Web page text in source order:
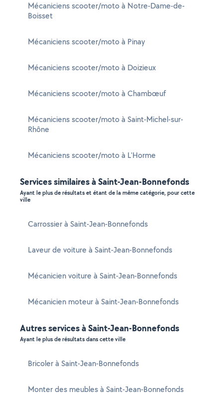
Mécaniciens scooter/moto à Notre-Dame-de-
Boisset
Mécaniciens scooter/moto à Pinay
Mécaniciens scooter/moto à Doizieux
Mécaniciens scooter/moto à Chambœuf
Mécaniciens scooter/moto à Saint-Michel-sur-
Rhône
Mécaniciens scooter/moto à L'Horme
Services similaires à Saint-Jean-Bonnefonds
Ayant le plus de résultats et étant de la même catégorie, pour cette
ville
Carrossier à Saint-Jean-Bonnefonds
Laveur de voiture à Saint-Jean-Bonnefonds
Mécanicien voiture à Saint-Jean-Bonnefonds
Mécanicien moteur à Saint-Jean-Bonnefonds
Autres services à Saint-Jean-Bonnefonds
Ayant le plus de résultats dans cette ville
Bricoler à Saint-Jean-Bonnefonds
Monter des meubles à Saint-Jean-Bonnefonds